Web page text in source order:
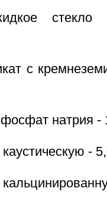
стекло
с
натрия -
-